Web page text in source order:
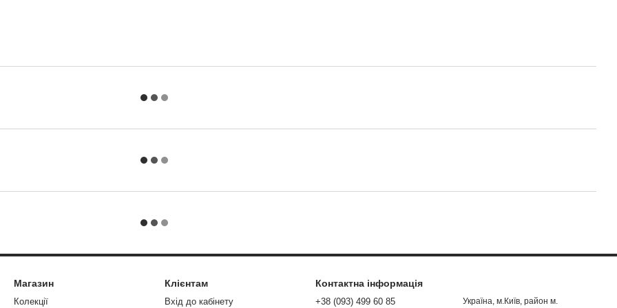
Магазин
Колекції
Клієнтам
Вхід до кабінету
Контактна інформація
+38 (093) 499 60 85
Україна, м.Київ, район м.